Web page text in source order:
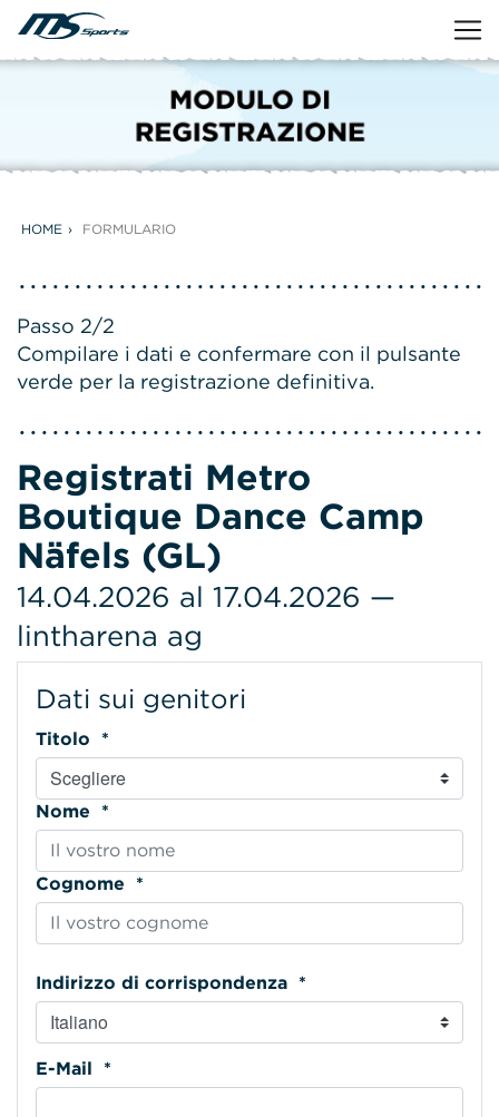
HOME FORMULARIO
Passo 2/2
Compilare i dati e confermare con il pulsante
verde per la registrazione definitiva.
Registrati Metro
Boutique Dance Camp
Näfels (GL)
14.04.2026 al 17.04.2026 —
lintharena ag
Dati sui genitori
Titolo *
Nome *
Cognome *
Indirizzo di corrispondenza *
E-Mail *